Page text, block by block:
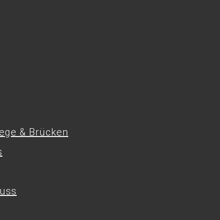
& Brücken